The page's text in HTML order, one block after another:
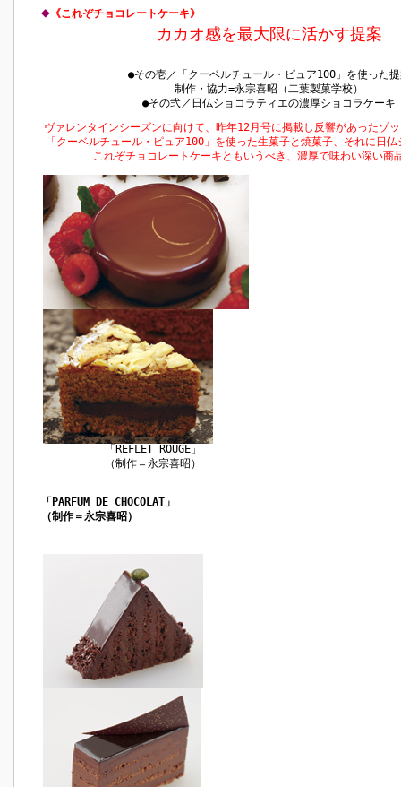
◆《これぞチョコレートケーキ》
カカオ感を最大限に活かす提案
●その壱／「クーベルチュール・ピュア100」を使った
制作・協力=永宗喜昭（二葉製菓学校）
●その弐／日仏ショコラティエの濃厚ショコラケーキ
ヴァレンタインシーズンに向けて、昨年12月号に掲載し反響があったゾ
「クーベルチュール・ピュア100」を使った生菓子と焼菓子、それに日
これぞチョコレートケーキともいうべき、濃厚で味わい深い商
「REFLET ROUGE」
（制作＝永宗喜昭）
「PARFUM DE CHOCOLAT」
（制作＝永宗喜昭）